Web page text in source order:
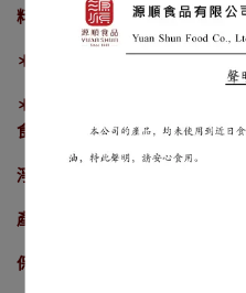
料)、偏磷酸鈉、香料。
＊食品添加物均符合國家限量標
＊本產品含有大豆、麩質穀物類
食用
淨重：544g/袋(8份)
產地：台灣製造
保存期限：12個月